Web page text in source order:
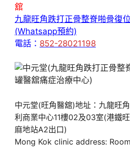
舘
九龍旺角跌打正骨整脊啪骨復
(Whatsapp預約)
電話： 852-28021198
中元堂(旺角醫舘)地址：九龍旺
利商業中心11樓02及03室(港鐵
麻地站A2出口)
Mong Kok clinic address: